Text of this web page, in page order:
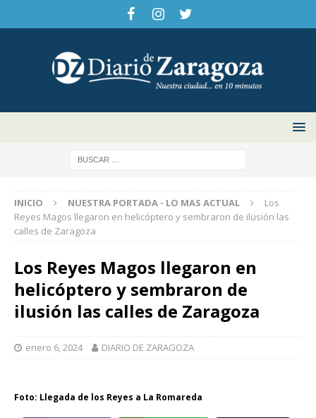
INICIO NUESTRA PORTADA - LO MAS ACTUAL
Los
Reyes Magos llegaron en helicóptero y sembraron de ilusión las
calles de Zaragoza
Los Reyes Magos llegaron en
helicóptero y sembraron de
ilusión las calles de Zaragoza
enero 6, 2024 DIARIO DE ZARAGOZA
Foto: Llegada de los Reyes a La Romareda